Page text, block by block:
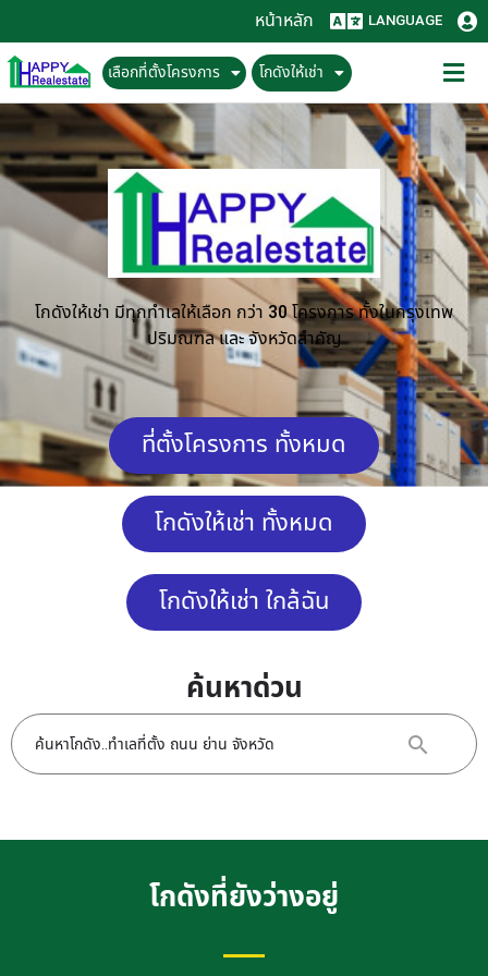
หน้าหลัก LANGUAGE
เลือกที่ตั้งโครงการ โกดังให้เช่า
โกดังให้เช่า มีทุกทำเลให้เลือก กว่า 30 โครงการ ทั้งในกรุงเทพ
ปริมณฑล และ จังหวัดสำคัญ
ที่ตั้งโครงการ ทั้งหมด
โกดังให้เช่า ทั้งหมด
โกดังให้เช่า ใกล้ฉัน
ค้นหาด่วน
โกดังที่ยังว่างอยู่